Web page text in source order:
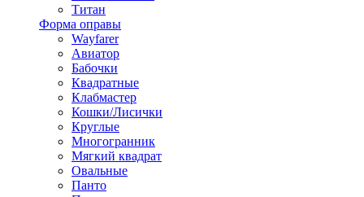
Титан
Форма оправы
Wayfarer
Авиатор
Бабочки
Квадратные
Клабмастер
Кошки/Лисички
Круглые
Многогранник
Мягкий квадрат
Овальные
Панто